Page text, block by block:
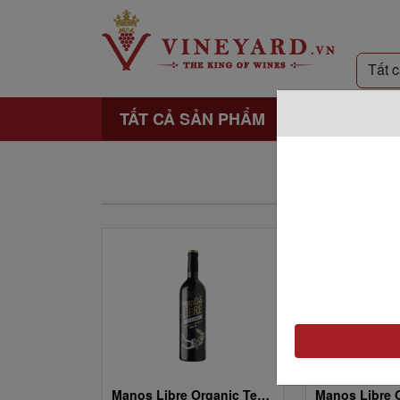
TẤT CẢ SẢN PHẨM
Manos Libre Organic Tempranillo - Vdlt Castilla